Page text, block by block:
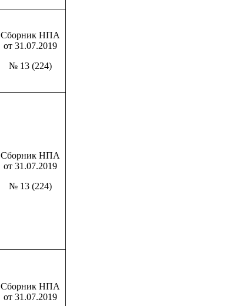
Сборник НПА
от 31.07.2019
№ 13 (224)
Сборник НПА
от 31.07.2019
№ 13 (224)
Сборник НПА
от 31.07.2019